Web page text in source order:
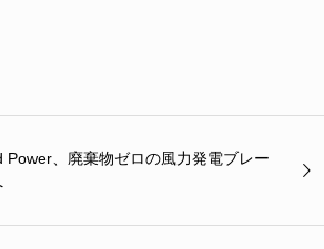
Power、廃棄物ゼロの風力発電ブレー